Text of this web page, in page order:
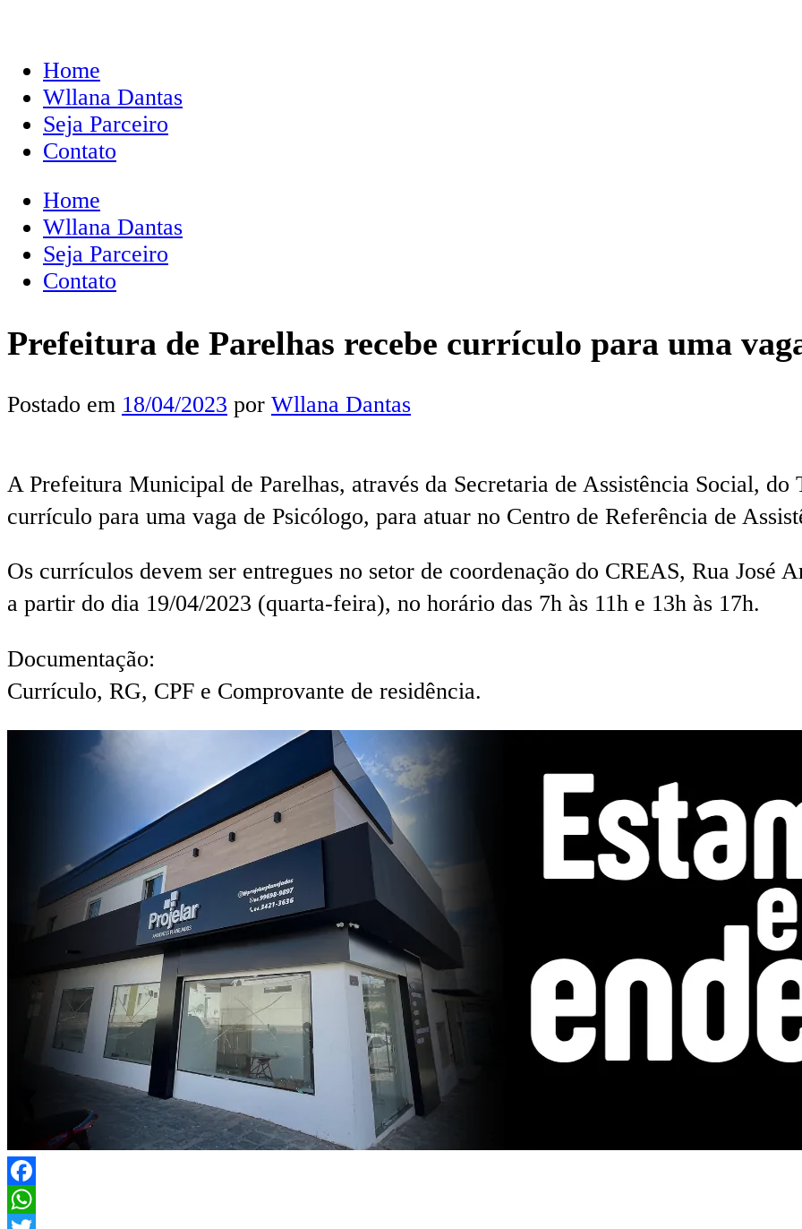
Home
Wllana Dantas
Seja Parceiro
Contato
Home
Wllana Dantas
Seja Parceiro
Contato
Prefeitura de Parelhas recebe currículo para uma
Postado em 18/04/2023 por Wllana Dantas
A Prefeitura Municipal de Parelhas, através da Secretaria de Assistência Social, do
currículo para uma vaga de Psicólogo, para atuar no Centro de Referência de
Os currículos devem ser entregues no setor de coordenação do CREAS, Rua José
a partir do dia 19/04/2023 (quarta-feira), no horário das 7h às 11h e 13h às 17h.
Documentação:
Currículo, RG, CPF e Comprovante de residência.
Facebook